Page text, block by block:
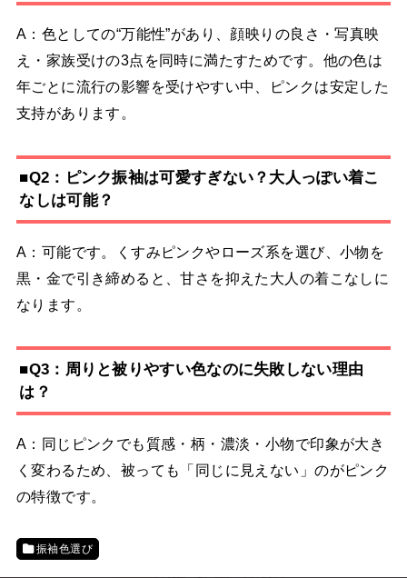
A：色としての“万能性”があり、顔映りの良さ・写真映
え・家族受けの3点を同時に満たすためです。他の色は
年ごとに流行の影響を受けやすい中、ピンクは安定した
支持があります。
■Q2：ピンク振袖は可愛すぎない？大人っぽい着こ
なしは可能？
A：可能です。くすみピンクやローズ系を選び、小物を
黒・金で引き締めると、甘さを抑えた大人の着こなしに
なります。
■Q3：周りと被りやすい色なのに失敗しない理由
は？
A：同じピンクでも質感・柄・濃淡・小物で印象が大き
く変わるため、被っても「同じに見えない」のがピンク
の特徴です。
振袖色選び